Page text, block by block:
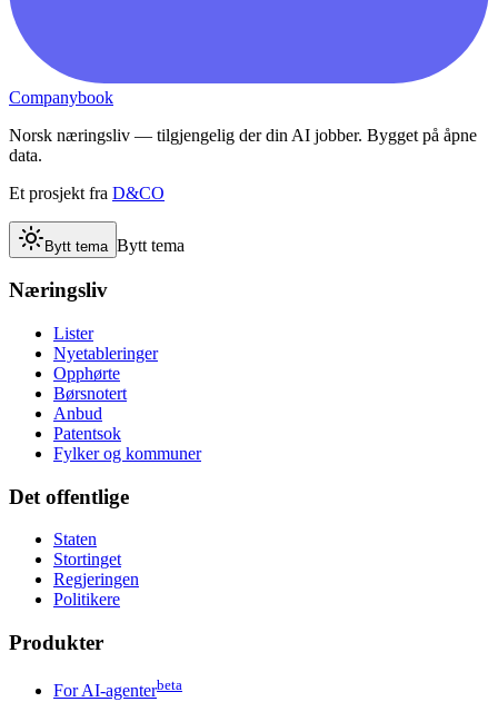
Companybook
Norsk næringsliv — tilgjengelig der din AI jobber. Bygget på åpne
data.
Et prosjekt fra D&CO
Bytt tema Bytt tema
Næringsliv
Lister
Nyetableringer
Opphørte
Børsnotert
Anbud
Patentsok
Fylker og kommuner
Det offentlige
Staten
Stortinget
Regjeringen
Politikere
Produkter
For AI-agenterbeta